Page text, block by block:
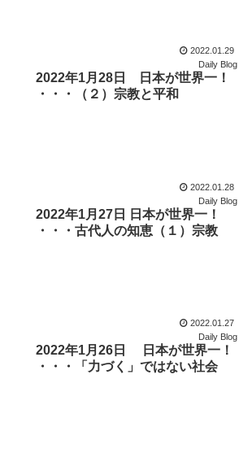
2022.01.29
Daily Blog
2022年1月28日 日本が世界一！
・・・（２）宗教と平和
2022.01.28
Daily Blog
2022年1月27日 日本が世界一！
・・・古代人の知恵（１）宗教
2022.01.27
Daily Blog
2022年1月26日 日本が世界一！
・・・「力づく」ではない社会